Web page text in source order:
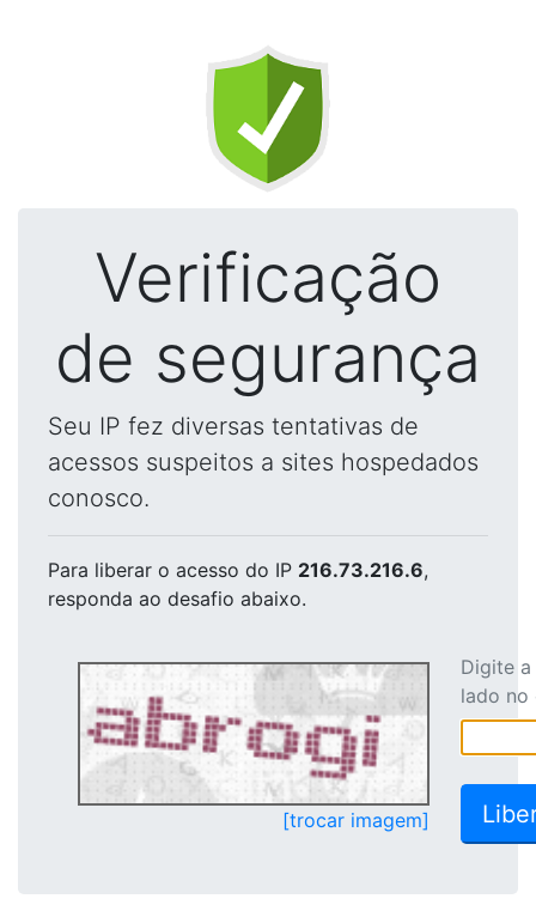
Verificação
de segurança
Seu IP fez diversas tentativas de
acessos suspeitos a sites hospedados
conosco.
Para liberar o acesso do IP 216.73.216.6,
responda ao desafio abaixo.
[trocar imagem]
Digite
lado no